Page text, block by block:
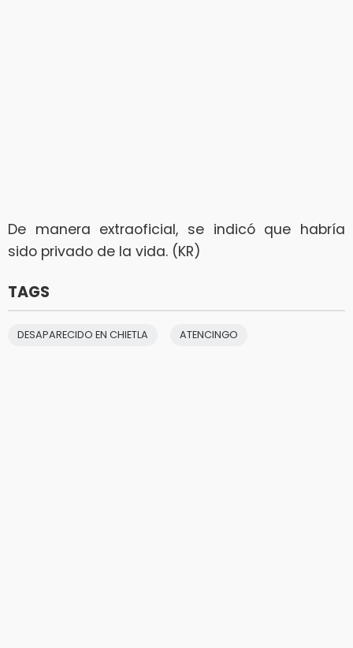
De manera extraoficial, se indicó que habría
sido privado de la vida. (KR)
TAGS
DESAPARECIDO EN CHIETLA ATENCINGO